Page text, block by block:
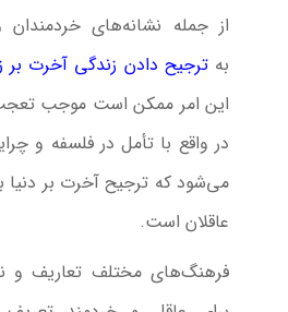
از جمله نشانه‌های
بهترجیح دادن زندگی آخرت بر
این امر ممکن است موجب
در واقع با تأمل در فلسفه و
می‌شود که ترجیح آخرت بر دنیا
عاقلان است.
فرهنگ‌های مختلف تعاریف و